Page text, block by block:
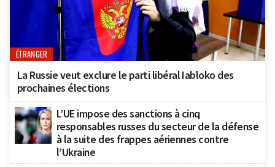
ÉTRANGER
La Russie veut exclure le parti libéral Iabloko des
prochaines élections
L’UE impose des sanctions à cinq
responsables russes du secteur de la défense
à la suite des frappes aériennes contre
l’Ukraine